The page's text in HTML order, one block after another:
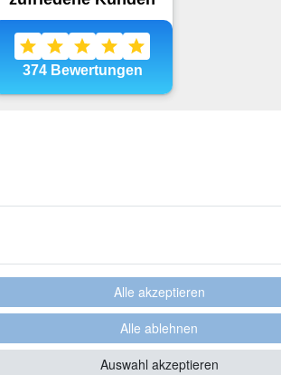
Alle akzeptieren
Alle ablehnen
Auswahl akzeptieren